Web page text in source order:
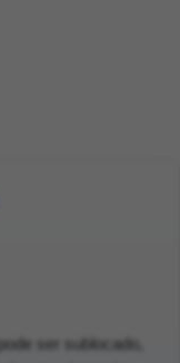
ser sublocado,